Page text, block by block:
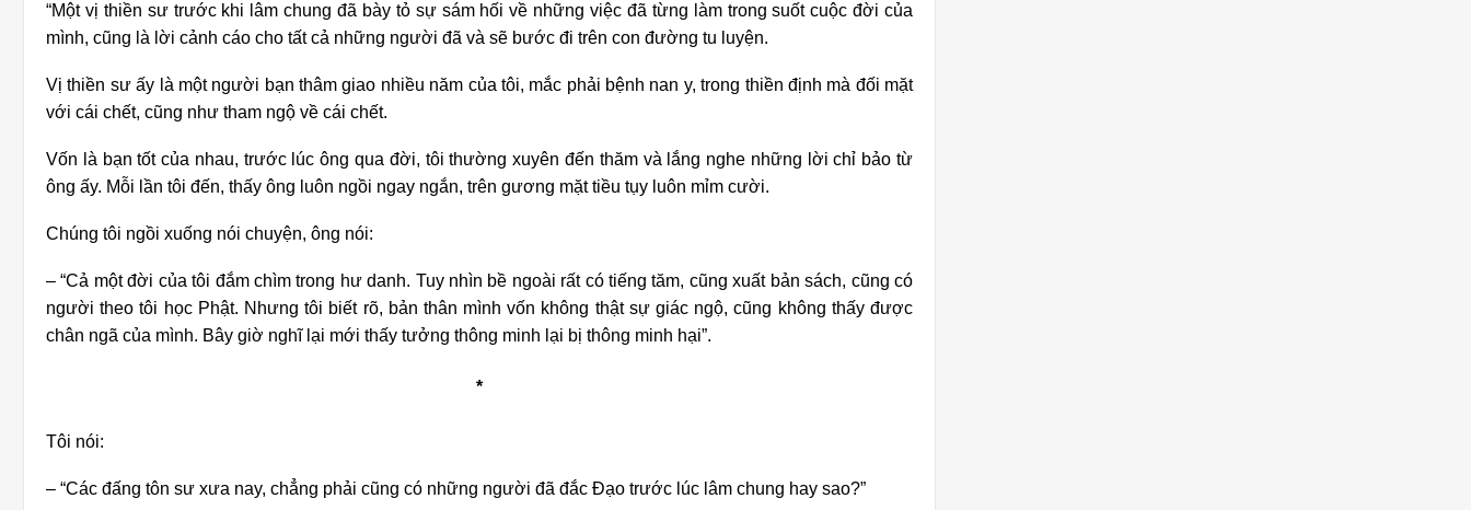
“Một vị thiền sư trước khi lâm chung đã bày tỏ sự sám hối về những việc đã từng làm trong suốt cuộc đời của
mình, cũng là lời cảnh cáo cho tất cả những người đã và sẽ bước đi trên con đường tu luyện.
Vị thiền sư ấy là một người bạn thâm giao nhiều năm của tôi, mắc phải bệnh nan y, trong thiền định mà đối mặt
với cái chết, cũng như tham ngộ về cái chết.
Vốn là bạn tốt của nhau, trước lúc ông qua đời, tôi thường xuyên đến thăm và lắng nghe những lời chỉ bảo từ
ông ấy. Mỗi lần tôi đến, thấy ông luôn ngồi ngay ngắn, trên gương mặt tiều tụy luôn mỉm cười.
Chúng tôi ngồi xuống nói chuyện, ông nói:
– “Cả một đời của tôi đắm chìm trong hư danh. Tuy nhìn bề ngoài rất có tiếng tăm, cũng xuất bản sách, cũng có
người theo tôi học Phật. Nhưng tôi biết rõ, bản thân mình vốn không thật sự giác ngộ, cũng không thấy được
chân ngã của mình. Bây giờ nghĩ lại mới thấy tưởng thông minh lại bị thông minh hại”.
*
Tôi nói:
– “Các đấng tôn sư xưa nay, chẳng phải cũng có những người đã đắc Đạo trước lúc lâm chung hay sao?”